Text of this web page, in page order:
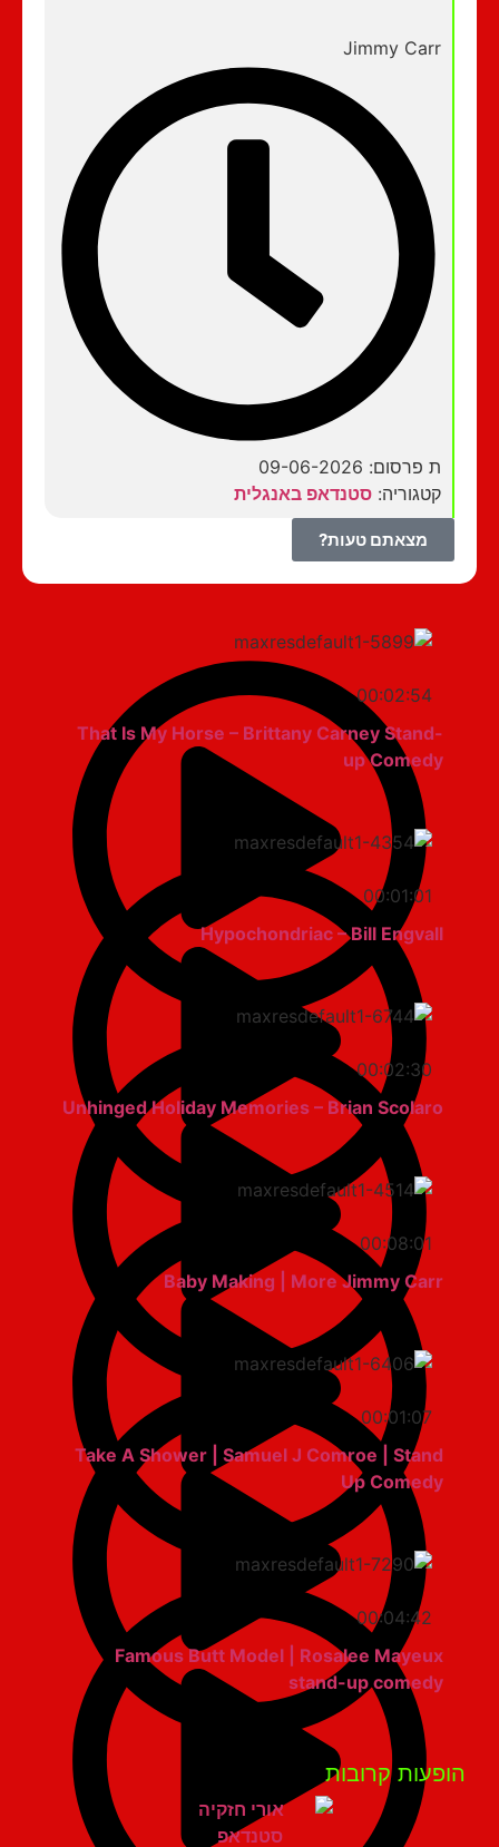
Jimmy Carr
ת פרסום: 09-06-2026
קטגוריה:סטנדאפ באנגלית
מצאתם טעות?
00:02:54
That Is My Horse – Brittany Carney Stand-
up Comedy
00:01:01
Hypochondriac – Bill Engvall
00:02:30
Unhinged Holiday Memories – Brian Scolaro
00:08:01
Baby Making | More Jimmy Carr
00:01:07
Take A Shower | Samuel J Comroe | Stand
Up Comedy
00:04:42
Famous Butt Model | Rosalee Mayeux
stand-up comedy
קרובות